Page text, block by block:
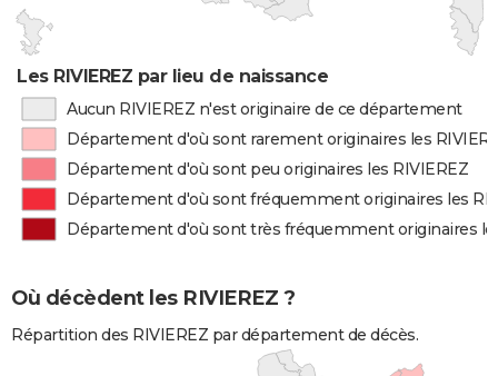
Les RIVIEREZ par lieu de naissance
Aucun RIVIEREZ n'est originaire de ce département
Département d'où sont rarement originaires les
Département d'où sont peu originaires les RIVIEREZ
Département d'où sont fréquemment originaires les
Département d'où sont très fréquemment originaires
Où décèdent les RIVIEREZ ?
Répartition des RIVIEREZ par département de décès.